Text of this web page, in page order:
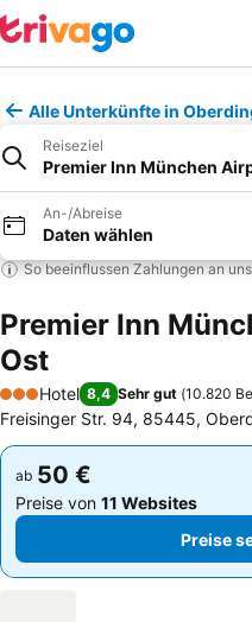
Alle Unterkünfte in
Reiseziel
Premier Inn München
An-/Abreise
Daten wählen
So beeinflussen Zahlungen an
Premier Inn
Ost
3 Sterne
Hotel 8,4 Sehr gut (10.820
Freisinger Str. 94, 85445,
ab 50 €
Preise von 11 Websites
ab 50 €
Preise von 11 Websites
Preise